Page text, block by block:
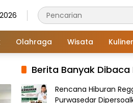
Olahraga Wisata Kuliner
Berita Banyak Dibaca
Rencana Hiburan
Purwasedar